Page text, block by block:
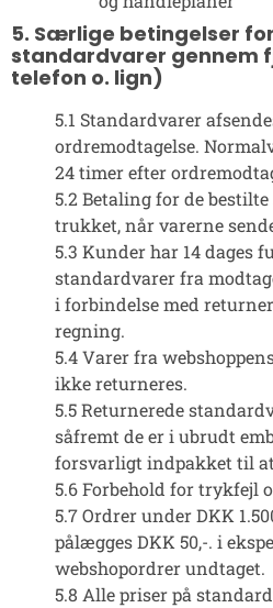
5. Særlige betingelser
standardvarer gennem
telefon o. lign)
5.1 Standardvarer
ordremodtagelse.
24 timer efter
5.2 Betaling for de
trukket, når varerne
5.3 Kunder har 14 dages
standardvarer fra
i forbindelse med
regning.
5.4 Varer fra
ikke returneres.
5.5 Returnerede
såfremt de er i ubrudt
forsvarligt indpakket til
5.6 Forbehold for trykfejl
5.7 Ordrer under DKK
pålægges DKK 50,-. i
webshopordrer undtaget.
5.8 Alle priser på